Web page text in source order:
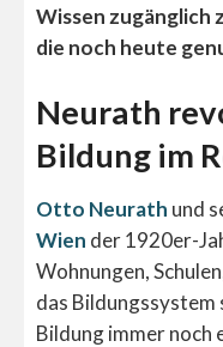
Wissen zugänglich
die noch heute
Neurath
Bildung im
Otto Neurath und
Wien der 1920er-
Wohnungen,
das
Bildung immer noch